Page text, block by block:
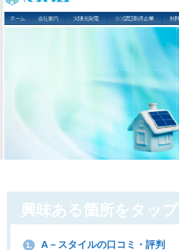
興味ある箇所をタップ
1. A－スタイルの口コミ・評判